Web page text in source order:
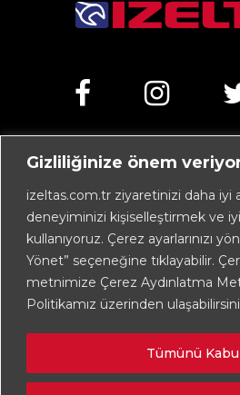
Gizliliğinize önem
izeltas.com.tr ziyaretinizi daha iyi
deneyiminizi kişiselleştirmek ve
kullanıyoruz. Çerez ayarlarınızı
Yönet” seçeneğine tıklayabilir.
metnimize Çerez Aydınlatma
Politikamız üzerinden
Tümünü
TÜRKİYE
+90 232 472 13 75
+90 232 472 13